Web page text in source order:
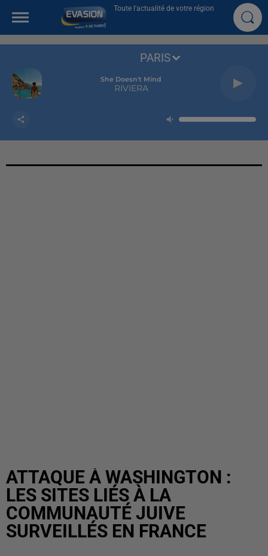
Toute l'actualité de votre région
She Doesn't Mind
RIVIERA
PARIS
ATTAQUE À WASHINGTON :
LES SITES LIÉS À LA
COMMUNAUTÉ JUIVE
SURVEILLÉS EN FRANCE